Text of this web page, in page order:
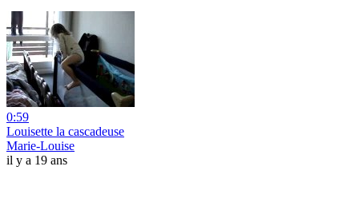
0:59
Louisette la cascadeuse
Marie-Louise
il y a 19 ans